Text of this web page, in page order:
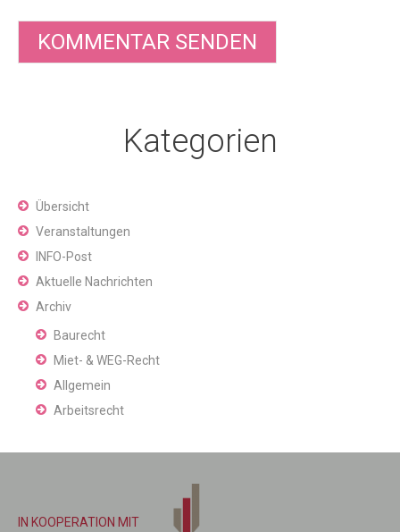
Kategorien
Übersicht
Veranstaltungen
INFO-Post
Aktuelle Nachrichten
Archiv
Baurecht
Miet- & WEG-Recht
Allgemein
Arbeitsrecht
IN KOOPERATION MIT